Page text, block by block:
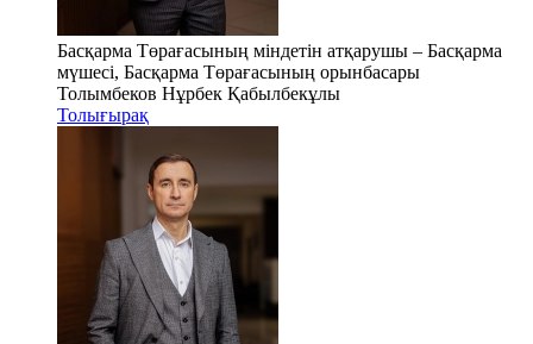
Басқарма Төрағасының міндетін атқарушы – Басқарма
мүшесі, Басқарма Төрағасының орынбасары
Толымбеков Нұрбек Қабылбекұлы
Толығырақ